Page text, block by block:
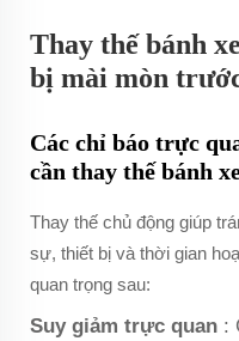
Thay thế bánh
bị mài mòn
Các chỉ báo trực
cần thay thế bánh
Thay thế chủ động giúp
sự, thiết bị và thời gian
quan trọng sau:
Suy giảm trực quan :